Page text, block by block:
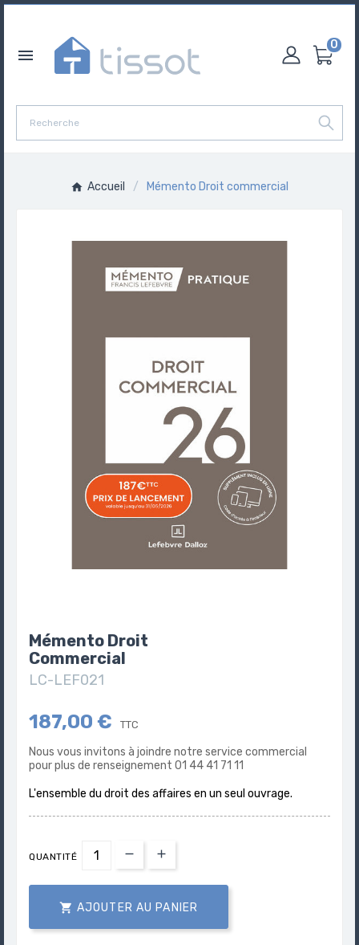

0
Accueil Mémento Droit commercial
Mémento Droit
Commercial
LC-LEF021
187,00 € TTC
Nous vous invitons à joindre notre service commercial
pour plus de renseignement 01 44 41 71 11
L'ensemble du droit des affaires en un seul ouvrage.
QUANTITÉ
 AJOUTER AU PANIER